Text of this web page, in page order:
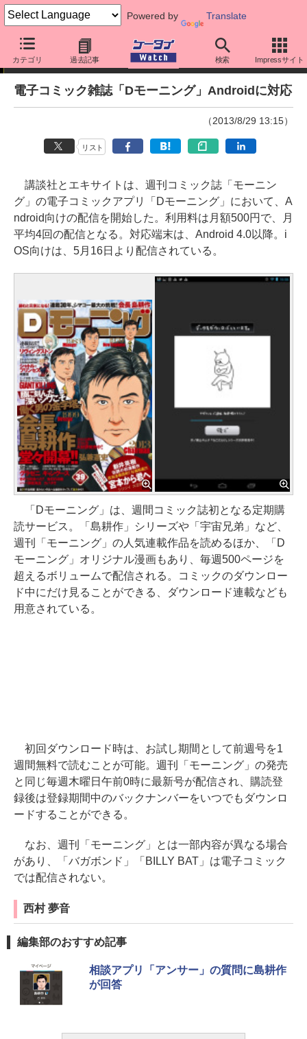
Powered by Translate
カテゴリ 過去記事 検索 Impressサイト
ニュース
電子コミック雑誌「Dモーニング」Androidに対応
（2013/8/29 13:15）
リスト
講談社とエキサイトは、週刊コミック誌「モーニン
グ」の電子コミックアプリ「Dモーニング」において、A
ndroid向けの配信を開始した。利用料は月額500円で、月
平均4回の配信となる。対応端末は、Android 4.0以降。i
OS向けは、5月16日より配信されている。
「Dモーニング」は、週間コミック誌初となる定期購
読サービス。「島耕作」シリーズや「宇宙兄弟」など、
週刊「モーニング」の人気連載作品を読めるほか、「D
モーニング」オリジナル漫画もあり、毎週500ページを
超えるボリュームで配信される。コミックのダウンロー
ド中にだけ見ることができる、ダウンロード連載なども
用意されている。
初回ダウンロード時は、お試し期間として前週号を1
週間無料で読むことが可能。週刊「モーニング」の発売
と同じ毎週木曜日午前0時に最新号が配信され、購読登
録後は登録期間中のバックナンバーをいつでもダウンロ
ードすることができる。
なお、週刊「モーニング」とは一部内容が異なる場合
があり、「バガボンド」「BILLY BAT」は電子コミック
では配信されない。
西村 夢音
編集部のおすすめ記事
相談アプリ「アンサー」の質問に島耕作
が回答